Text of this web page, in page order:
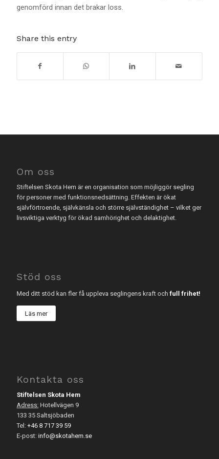
genomförd innan det brakar loss.
Share this entry
Om oss
Stiftelsen Skota Hem är en organisation som möjliggör segling
för personer med funktionsnedsättning. Effekten är ökat
självförtroende, självkänsla och större självständighet – vilket ger
livsviktiga verktyg för ökad samhörighet och delaktighet.
Stöd oss
Med ditt stöd kan fler få uppleva seglingens kraft och full frihet!
Läs mer
Kontakta oss
Stiftelsen Skota Hem
Adress:Hotellvägen 9
133 35 Saltsjöbaden
Tel: +46 8 717 39 59
E-post: info@skotahem.se